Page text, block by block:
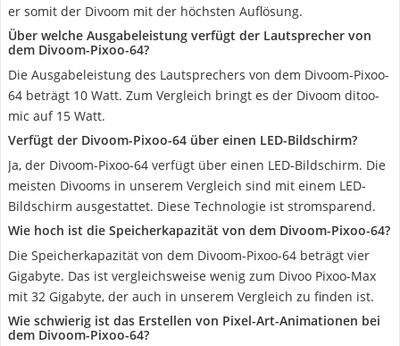
er somit der Divoom mit der höchsten Auflösung.
Über welche Ausgabeleistung verfügt der Lautsprecher von
dem Divoom-Pixoo-64?
Die Ausgabeleistung des Lautsprechers von dem Divoom-Pixoo-
64 beträgt 10 Watt. Zum Vergleich bringt es der Divoom ditoo-
mic auf 15 Watt.
Verfügt der Divoom-Pixoo-64 über einen LED-Bildschirm?
Ja, der Divoom-Pixoo-64 verfügt über einen LED-Bildschirm. Die
meisten Divooms in unserem Vergleich sind mit einem LED-
Bildschirm ausgestattet. Diese Technologie ist stromsparend.
Wie hoch ist die Speicherkapazität von dem Divoom-Pixoo-64?
Die Speicherkapazität von dem Divoom-Pixoo-64 beträgt vier
Gigabyte. Das ist vergleichsweise wenig zum Divoo Pixoo-Max
mit 32 Gigabyte, der auch in unserem Vergleich zu finden ist.
Wie schwierig ist das Erstellen von Pixel-Art-Animationen bei
dem Divoom-Pixoo-64?